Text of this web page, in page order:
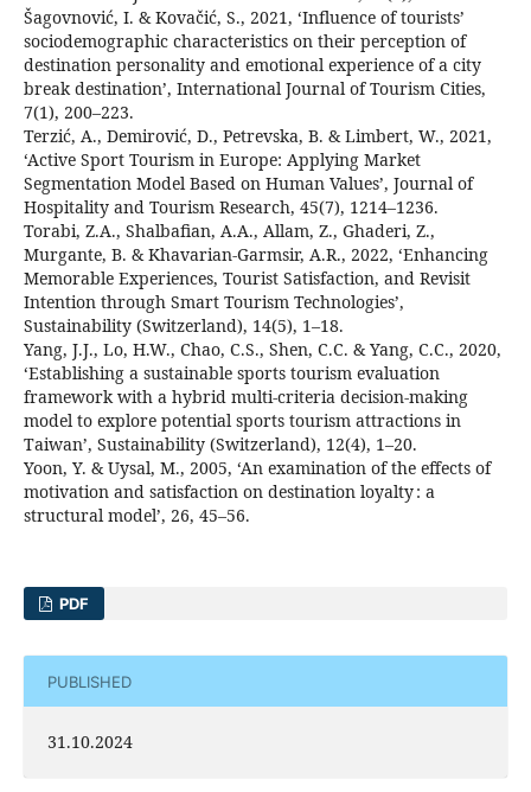
Šagovnović, I. & Kovačić, S., 2021, ‘Influence of tourists’
sociodemographic characteristics on their perception of
destination personality and emotional experience of a city
break destination’, International Journal of Tourism Cities,
7(1), 200–223.
Terzić, A., Demirović, D., Petrevska, B. & Limbert, W., 2021,
‘Active Sport Tourism in Europe: Applying Market
Segmentation Model Based on Human Values’, Journal of
Hospitality and Tourism Research, 45(7), 1214–1236.
Torabi, Z.A., Shalbafian, A.A., Allam, Z., Ghaderi, Z.,
Murgante, B. & Khavarian-Garmsir, A.R., 2022, ‘Enhancing
Memorable Experiences, Tourist Satisfaction, and Revisit
Intention through Smart Tourism Technologies’,
Sustainability (Switzerland), 14(5), 1–18.
Yang, J.J., Lo, H.W., Chao, C.S., Shen, C.C. & Yang, C.C., 2020,
‘Establishing a sustainable sports tourism evaluation
framework with a hybrid multi-criteria decision-making
model to explore potential sports tourism attractions in
Taiwan’, Sustainability (Switzerland), 12(4), 1–20.
Yoon, Y. & Uysal, M., 2005, ‘An examination of the effects of
motivation and satisfaction on destination loyalty : a
structural model’, 26, 45–56.
PDF
PUBLISHED
31.10.2024